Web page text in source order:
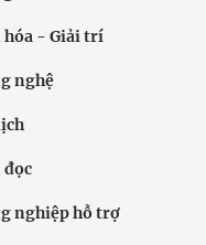
hóa - Giải trí
nghệ
đọc
nghiệp hỗ trợ